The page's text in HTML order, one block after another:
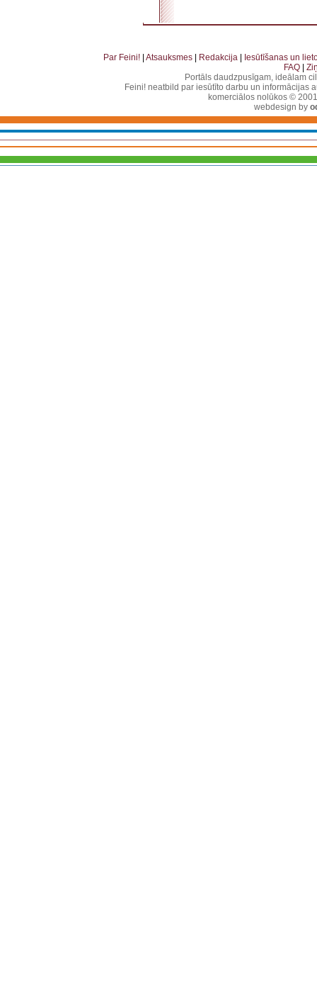
Par Feini! Atsauksmes Redakcija
Iesūtīšanas un
FAQ
Portāls daudzpusīgam, ideālam
Feini! neatbild par iesūtīto darbu un informācijas
komerciālos nolūkos ©
webdesign by